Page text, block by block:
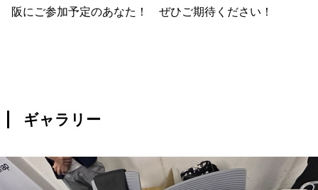
阪にご参加予定のあなた！ ぜひご期待ください！
ギャラリー